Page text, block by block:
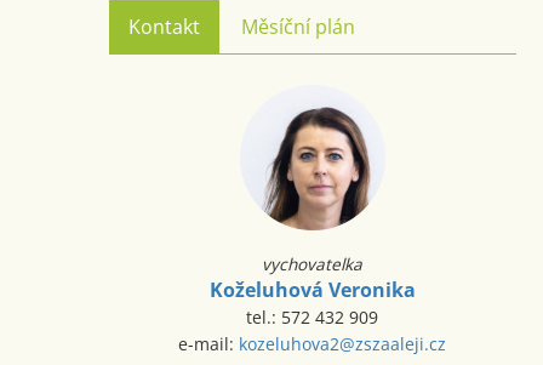
Kontakt Měsíční plán
vychovatelka
Koželuhová Veronika
tel.: 572 432 909
e-mail: kozeluhova2@zszaaleji.cz